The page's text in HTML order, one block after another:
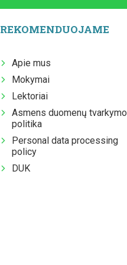
REKOMENDUOJAME
Apie mus
Mokymai
Lektoriai
Asmens duomenų tvarkymo
politika
Personal data processing
policy
DUK